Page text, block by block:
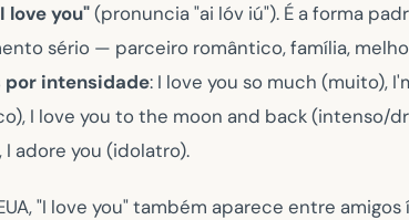
love you"(pronuncia "ai lóv iú"). É a forma
sério — parceiro romântico, família,
por intensidade: I love you so much (muito),
I love you to the moon and back(intenso/
I adore you (idolatro).
"I love you"também aparece entre amigos